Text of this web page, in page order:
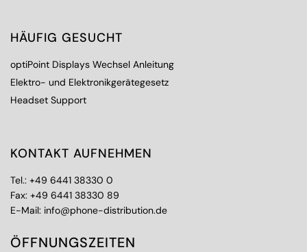
HÄUFIG GESUCHT
optiPoint Displays Wechsel Anleitung
Elektro- und Elektronikgerätegesetz
Headset Support
KONTAKT AUFNEHMEN
Tel.: +49 6441 38330 0
Fax: +49 6441 38330 89
E-Mail: info@phone-distribution.de
ÖFFNUNGSZEITEN